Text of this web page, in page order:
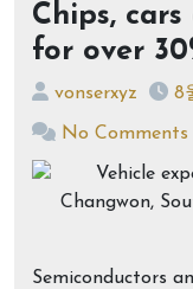
Chips,
for over
vonserxyz 8
No Comments
Semiconductors